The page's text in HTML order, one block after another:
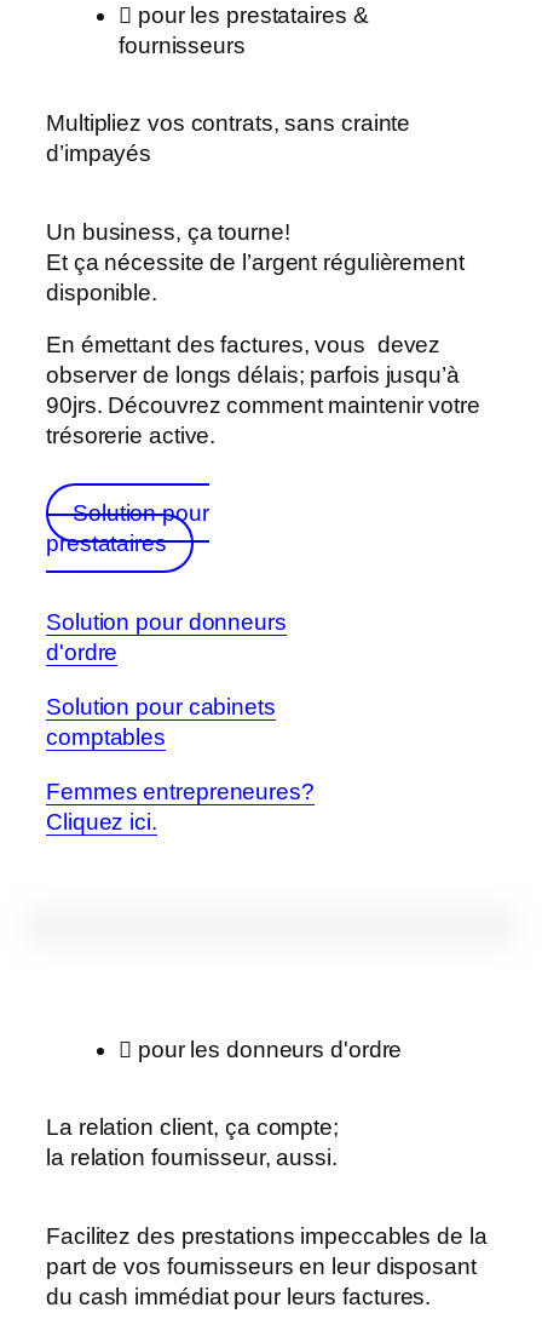
pour les prestataires &
fournisseurs
Multipliez vos contrats, sans crainte
d’impayés
Un business, ça tourne!
Et ça nécessite de l’argent régulièrement
disponible.
En émettant des factures, vous devez
observer de longs délais; parfois jusqu’à
90jrs. Découvrez comment maintenir votre
trésorerie active.
Solution pour
prestataires
Solution pour donneurs
d'ordre
Solution pour cabinets
comptables
Femmes entrepreneures?
Cliquez ici.
pour les donneurs d'ordre
La relation client, ça compte;
la relation fournisseur, aussi.
Facilitez des prestations impeccables de la
part de vos fournisseurs en leur disposant
du cash immédiat pour leurs factures.